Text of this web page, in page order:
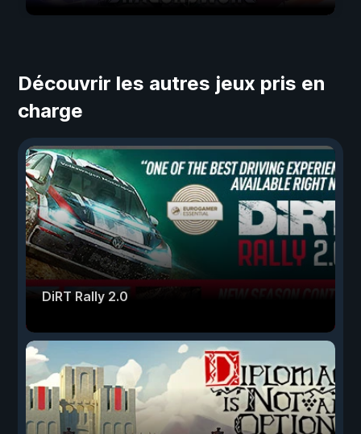
Découvrir les autres jeux pris en
charge
DiRT Rally 2.0